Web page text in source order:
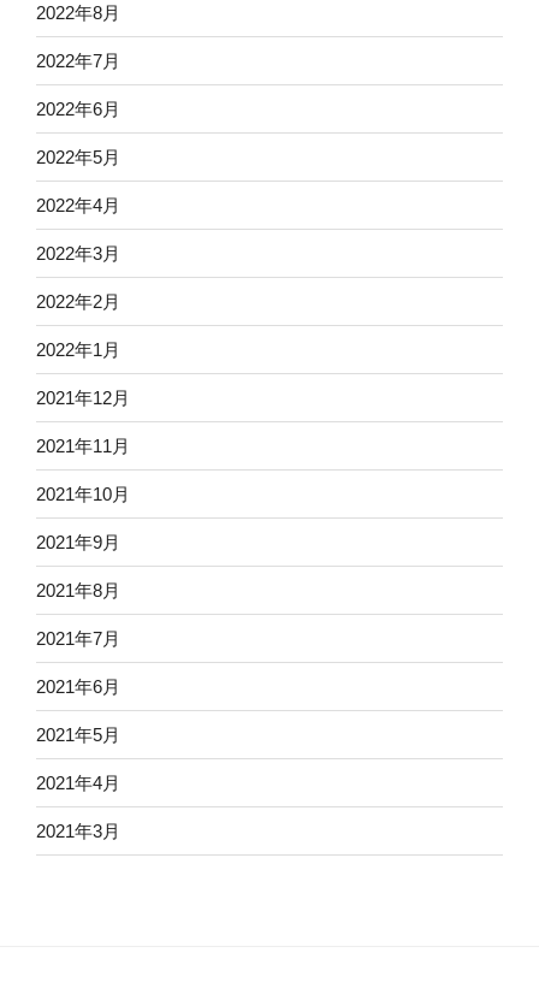
2022年8月
2022年7月
2022年6月
2022年5月
2022年4月
2022年3月
2022年2月
2022年1月
2021年12月
2021年11月
2021年10月
2021年9月
2021年8月
2021年7月
2021年6月
2021年5月
2021年4月
2021年3月